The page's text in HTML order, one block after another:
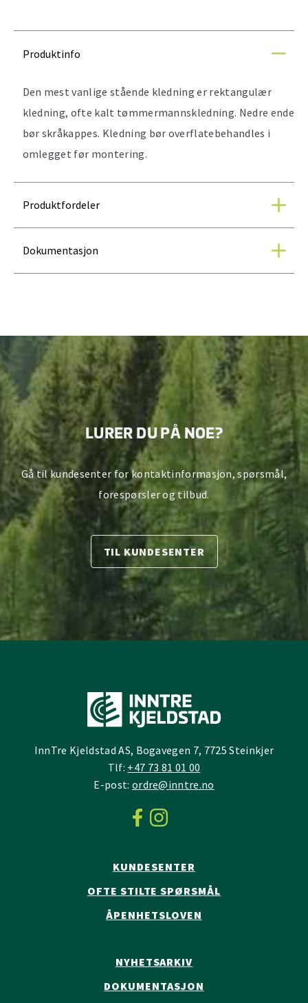
Produktinfo
Den mest vanlige stående kledning er rektangulær
kledning, ofte kalt tømmermannskledning. Nedre ende
bør skråkappes. Kledning bør overflatebehandles i
omlegget før montering.
Produktfordeler
Dokumentasjon
LURER DU PÅ NOE?
Gå til kundesenter for kontaktinformasjon, spørsmål,
forespørsler og tilbud.
TIL KUNDESENTER
InnTre Kjeldstad AS, Bogavegen 7, 7725 Steinkjer
Tlf: +47 73 81 01 00
E-post: ordre@inntre.no
KUNDESENTER
OFTE STILTE SPØRSMÅL
ÅPENHETSLOVEN
NYHETSARKIV
DOKUMENTASJON